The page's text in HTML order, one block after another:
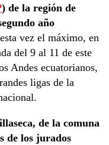
) de la región de
año
vez el máximo, en
del 9 al 11 de este
Andes ecuatorianos,
ligas de la
de la comuna
de los jurados